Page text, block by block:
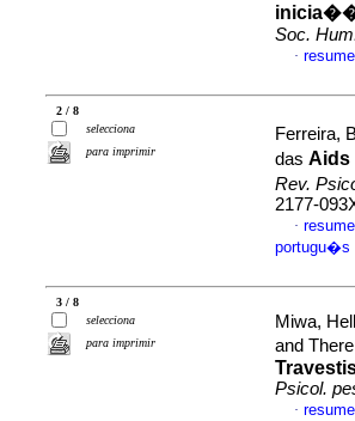
Soc.
·
2 / 8
selecciona
para imprimir
Ferreira,
das Aids
Rev.
2177-
·
portugu�s
3 / 8
selecciona
para imprimir
Miwa,
and
Psicol.
·